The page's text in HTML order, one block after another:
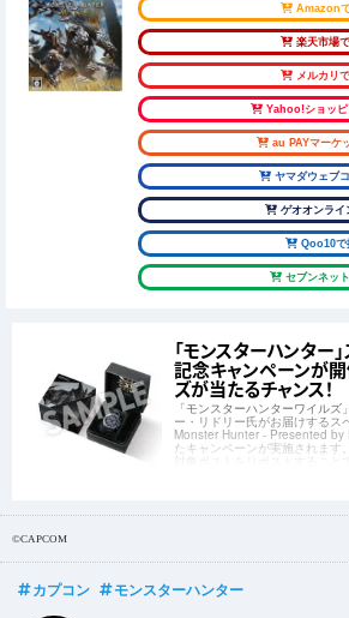
Amazon
楽天市場
メルカリ
Yahoo!ショッピ
au PAYマーケ
ヤマダウェブ
ゲオオンライ
Qoo10で
セブンネッ
「モンスターハンター
記念キャンペーンが
ズが当たるチャンス！
「モンスターハンターワイル
ー・リドリー氏がお届けするス
Monster Hunter - Presented by
たキャンペーンが実施されます
対象ポストをリポストすること
©CAPCOM
カプコン モンスターハンター